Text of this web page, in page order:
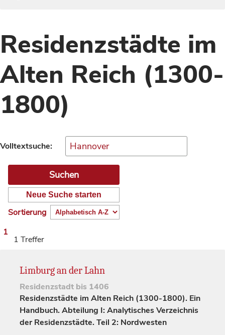
Residenzstädte im
Alten Reich (1300-
1800)
Volltextsuche:
Neue Suche starten
Sortierung
1
1 Treffer
Limburg an der Lahn
Residenzstadt bis 1406
Residenzstädte im Alten Reich (1300-1800). Ein
Handbuch. Abteilung I: Analytisches Verzeichnis
der Residenzstädte. Teil 2: Nordwesten